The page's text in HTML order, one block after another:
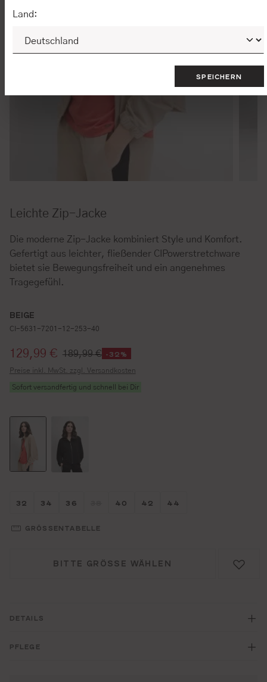
Leichte Zip-Jacke
Die moderne Zip-Jacke kombiniert Style und Komfort.
Gefertigt aus leichter, fließender CIPowerstretchware
bietet sie Bewegungsfreiheit und ein angenehmes
Tragegefühl.
BEIGE
CI-5631-7201-12-253-40
Verkaufspreis:
129,99 € 189,99 € -32%
Preise inkl. MwSt. zzgl. Versandkosten
Sofort versandfertig und schnell bei Dir
Größe wählen
32 Größe wählen
34 Größe wählen
36 Größe wählen
Größe wählen
40 Größe wählen
42 Größe wählen
44
GRÖSSENTABELLE
BITTE GRÖSSE WÄHLEN
DETAILS
PFLEGE
Land:
SPEICHERN